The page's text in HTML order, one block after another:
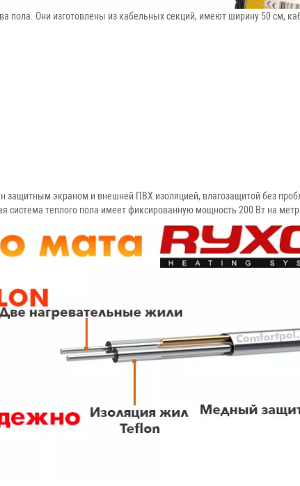
Они изготовлены из кабельных секций, имеют ширину 50 см,
защитным экраном и внешней ПВХ изоляцией, влагозащитой без
теплого пола имеет фиксированную мощность 200 Вт на